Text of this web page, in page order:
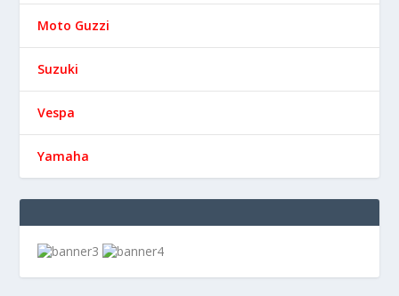
Moto Guzzi
Suzuki
Vespa
Yamaha